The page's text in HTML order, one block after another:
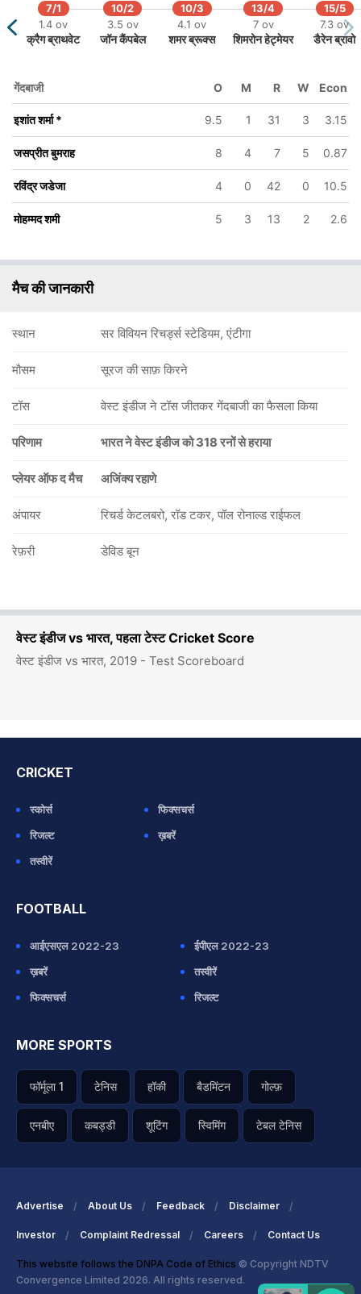
वेस्ट इंडीज vs भारत, पहला टेस्ट Cricket Score
वेस्ट इंडीज vs भारत, 2019 - Test Scoreboard
7/1
1.4 ov
क्रैग ब्राथवेट
10/2
3.5 ov
जॉन कैंपबेल
10/3
4.1 ov
शमर ब्रूक्स
13/4
7 ov
शिमरोन हेट्मेयर
15/5
7.3 ov
डैरेन ब्रावो
गेंदबाजी O M R W Econ
इशांत शर्मा* 9.5 1 31 3 3.15
जसप्रीत बुमराह 8 4 7 5 0.87
रविंद्र जडेजा 4 0 42 0 10.5
मोहम्मद शमी 5 3 13 2 2.6
मैच की जानकारी
स्थान सर विवियन रिचर्ड्स स्टेडियम, एंटीगा
मौसम सूरज की साफ़ किरने
टॉस वेस्ट इंडीज ने टॉस जीतकर गेंदबाजी का फैसला किया
परिणाम भारत ने वेस्ट इंडीज को 318 रनों से हराया
प्लेयर ऑफ द मैच अजिंक्य रहाणे
अंपायर रिचर्ड केटलबरो, रॉड टकर, पॉल रोनाल्ड राईफल
रेफ़री डेविड बून
CRICKET
स्कोर्स
फिक्सचर्स
रिजल्ट
ख़बरें
तस्वीरें
FOOTBALL
आईएसएल 2022-23
ईपीएल 2022-23
ख़बरें
तस्वीरें
फिक्सचर्स
रिजल्ट
MORE SPORTS
फॉर्मूला 1 टेनिस हॉकी बैडमिंटन गोल्फ़
एनबीए कबड्डी शूटिंग स्विमिंग टेबल टेनिस
Advertise About Us Feedback Disclaimer
Investor Complaint Redressal Careers Contact Us
This website follows the DNPA Code of Ethics © Copyright NDTV
Convergence Limited 2026. All rights reserved.